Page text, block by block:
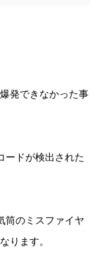
発できなかった事
ードが検出された
筒のミスファイヤ
ります。